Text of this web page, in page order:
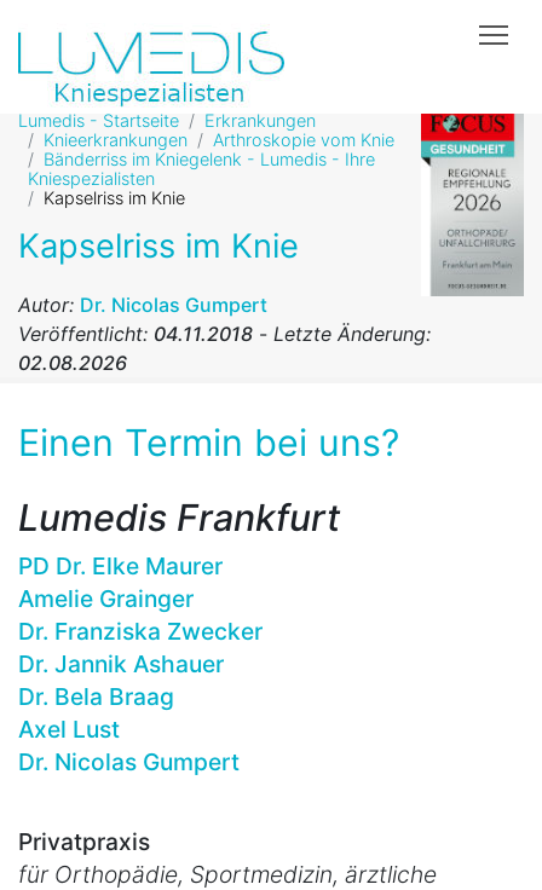
Lumedis - Startseite
Erkrankungen
Knieerkrankungen
Arthroskopie vom Knie
Bänderriss im Kniegelenk - Lumedis - Ihre
Kniespezialisten
Kapselriss im Knie
Kapselriss im Knie
Autor: Dr. Nicolas Gumpert
Veröffentlicht: 04.11.2018 - Letzte Änderung:
02.08.2026
Einen Termin bei uns?
Lumedis Frankfurt
PD Dr. Elke Maurer
Amelie Grainger
Dr. Franziska Zwecker
Dr. Jannik Ashauer
Dr. Bela Braag
Axel Lust
Dr. Nicolas Gumpert
Privatpraxis
für Orthopädie, Sportmedizin, ärztliche